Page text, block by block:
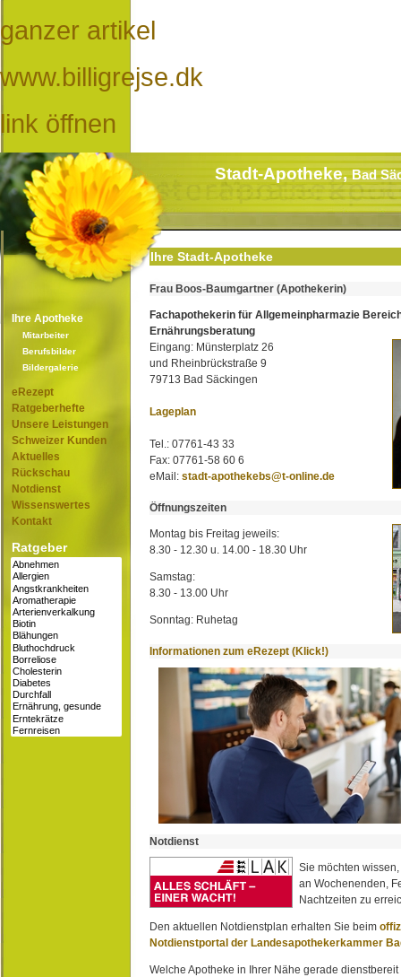
ganzer artikel
www.billigrejse.dk
link öffnen
Stadt-Apotheke,Bad
Ihre Apotheke
Mitarbeiter
Berufsbilder
Bildergalerie
eRezept
Ratgeberhefte
Unsere Leistungen
Schweizer Kunden
Aktuelles
Rückschau
Notdienst
Wissenswertes
Kontakt
Ratgeber
Ihre Stadt-Apotheke
Frau Boos-Baumgartner (Apothekerin)
Fachapothekerin für Allgemeinpharmazie
Ernährungsberatung
Eingang: Münsterplatz 26
und Rheinbrückstraße 9
79713 Bad Säckingen
Lageplan
Tel.: 07761-43 33
Fax: 07761-58 60 6
eMail: stadt-apothekebs@t-online.de
Öffnungszeiten
Montag bis Freitag jeweils:
8.30 - 12.30 u. 14.00 - 18.30 Uhr
Samstag:
8.30 - 13.00 Uhr
Sonntag: Ruhetag
Informationen zum eRezept (Klick!)
Notdienst
Sie möchten
an Wochenenden,
Nachtzeiten zu
Den aktuellen Notdienstplan erhalten Sie beim
Notdienstportal der Landesapothekerkammer
Welche Apotheke in Ihrer Nähe gerade